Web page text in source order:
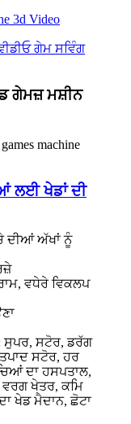
ਗੇਮ ਸਵਿੰਗ
ਗੇਮਜ਼ ਮਸ਼ੀਨ
ਲਈ ਖੇਡਾਂ ਦੀ
ਦੀਆਂ ਅੱਖਾਂ ਨੂੰ
ਵਧੇਰੇ ਵਿਕਲਪ
ਸੁਪਰ, ਸਟੋਰ, ਡਰੱਗ
ਸਟੋਰ, ਹਰ
ਦਾ ਹਸਪਤਾਲ,
ਵਰਗ ਖੇਤਰ, ਕਮਿ
ਖੇਡ ਮੈਦਾਨ, ਛੋਟਾ